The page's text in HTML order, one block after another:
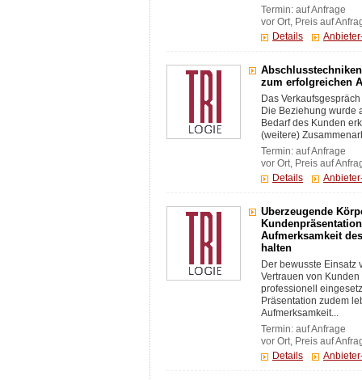
Termin: auf Anfrage
vor Ort, Preis auf
Details
zum erfolgreichen
Das
Die Beziehung wurde
Bedarf des Kunden
(weitere)
Termin: auf Anfrage
vor Ort, Preis auf
Details
Überzeugende
Aufmerksamkeit
halten
Der bewusste Einsatz
Vertrauen von
professionell
Präsentation zudem
Aufmerksamkeit...
Termin: auf Anfrage
vor Ort, Preis auf
Details